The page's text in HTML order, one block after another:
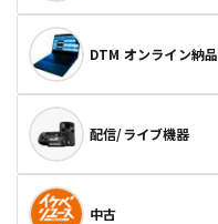
DTM オンライン納品
配信/ライブ機器
中古